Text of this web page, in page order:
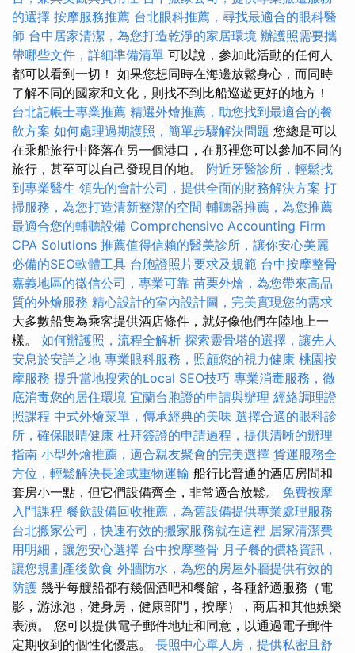
的選擇 按摩服務推薦 台北眼科推薦，尋找最適合的眼科醫
師 台中居家清潔，為您打造乾淨的家居環境 辦護照需要攜
帶哪些文件，詳細準備清單 可以說，參加此活動的任何人
都可以看到一切！ 如果您想同時在海邊放鬆身心，而同時
了解不同的國家和文化，則找不到比船巡遊更好的地方！
台北記帳士專業推薦 精選外燴推薦，助您找到最適合的餐
飲方案 如何處理過期護照，簡單步驟解決問題 您總是可以
在乘船旅行中降落在另一個港口，在那裡您可以參加不同的
旅行，甚至可以自己發現目的地。 附近牙醫診所，輕鬆找
到專業醫生 領先的會計公司，提供全面的財務解決方案 打
掃服務，為您打造清新整潔的空間 輔聽器推薦，為您推薦
最適合您的輔聽設備 Comprehensive Accounting Firm
CPA Solutions 推薦值得信賴的醫美診所，讓你安心美麗
必備的SEO軟體工具 台胞證照片要求及規範 台中按摩整骨
嘉義地區的徵信公司，專業可靠 苗栗外燴，為您帶來高品
質的外燴服務 精心設計的室內設計圖，完美實現您的需求
大多數船隻為乘客提供酒店條件，就好像他們在陸地上一
樣。 如何辦護照，流程全解析 探索靈骨塔的選擇，讓先人
安息於安詳之地 專業眼科服務，照顧您的視力健康 桃園按
摩服務 提升當地搜索的Local SEO技巧 專業消毒服務，徹
底消毒您的居住環境 宜蘭台胞證的申請與辦理 經絡調理證
照課程 中式外燴菜單，傳承經典的美味 選擇合適的眼科診
所，確保眼睛健康 杜拜簽證的申請過程，提供清晰的辦理
指南 小型外燴推薦，適合親友聚會的完美選擇 貨運服務全
方位，輕鬆解決長途或重物運輸 船行比普通的酒店房間和
套房小一點，但它們設備齊全，非常適合放鬆。 免費按摩
入門課程 餐飲設備回收推薦，為舊設備提供專業處理服務
台北搬家公司，快速有效的搬家服務就在這裡 居家清潔費
用明細，讓您安心選擇 台中按摩整骨 月子餐的價格資訊，
讓您規劃產後飲食 外牆防水，為您的房屋外牆提供有效的
防護 幾乎每艘船都有幾個酒吧和餐館，各種舒適服務（電
影，游泳池，健身房，健康部門，按摩），商店和其他娛樂
表演。 您可以提供電子郵件地址和同意，以通過電子郵件
定期收到的個性化優惠。 長照中心單人房，提供私密且舒